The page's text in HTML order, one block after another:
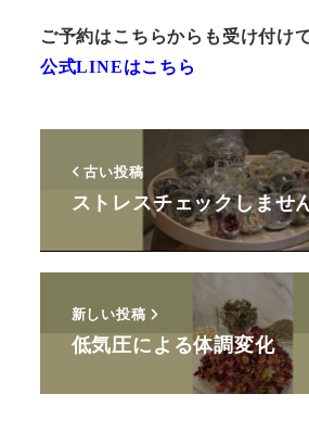
ご予約はこちらからも受け付け
公式LINEはこちら
古い投稿
ストレスチェックしませ
新しい投稿
低気圧による体調変化